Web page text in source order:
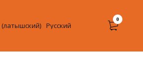
(латышский) Русский
0